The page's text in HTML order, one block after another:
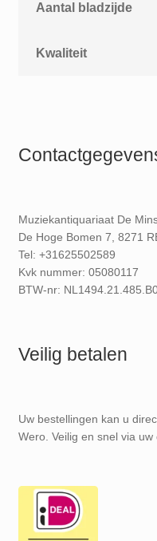
Aantal bladzijde
Kwaliteit
Muziekantiquariaat De
De Hoge Bomen 7, 8271
Tel: +31625502589
Kvk nummer: 05080117
BTW-nr:
Veilig betalen
Uw bestellingen kan u
Wero. Veilig en snel via